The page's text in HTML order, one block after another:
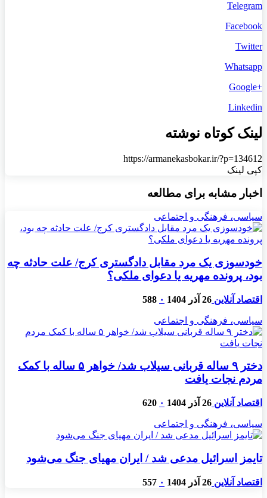
Telegram
Facebook
Twitter
Whatsapp
+Google
Linkedin
لینک کوتاه نوشته
https://armanekasbokar.ir/?p=134612
کپی لینک
اخبار مشابه برای مطالعه
سیاسی، فرهنگی و اجتماعی
خودسوزی یک مرد مقابل دادگستری کرج/ علت حادثه چه
بود، پرونده مهریه‌ یا دعوای ملکی؟
اقتصاد آنلاین 26 آذر 1404 ۰ 588
سیاسی، فرهنگی و اجتماعی
دختر ۹ ساله قربانی سیلاب شد/ خواهر ۵ ساله با کمک
مردم نجات یافت
اقتصاد آنلاین 26 آذر 1404 ۰ 620
سیاسی، فرهنگی و اجتماعی
تایمز اسرائیل مدعی شد / ایران مهیای جنگ می‌شود
اقتصاد آنلاین 26 آذر 1404 ۰ 557